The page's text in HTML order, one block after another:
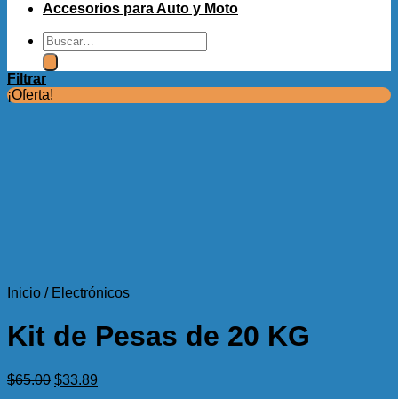
Accesorios para Auto y Moto
Buscar
por:
Filtrar
¡Oferta!
Inicio / Electrónicos
Kit de Pesas de 20 KG
$65.00 El
$33.89